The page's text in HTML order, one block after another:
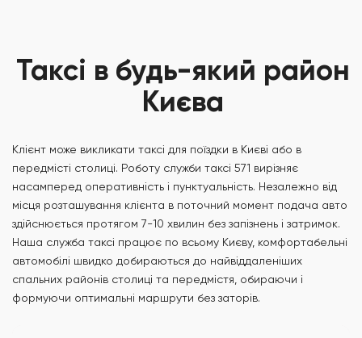
Таксі в будь-який район
Києва
Клієнт може викликати таксі для поїздки в Києві або в
передмісті столиці. Роботу служби таксі 571 вирізняє
насамперед оперативність і пунктуальність. Незалежно від
місця розташування клієнта в поточний момент подача авто
здійснюється протягом 7-10 хвилин без запізнень і затримок.
Наша служба таксі працює по всьому Києву, комфортабельні
автомобілі швидко добираються до найвіддаленіших
спальних районів столиці та передмістя, обираючи і
формуючи оптимальні маршрути без заторів.